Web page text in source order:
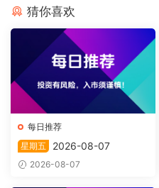
猜你喜欢
每日推荐
星期五
2026-08-07
2026-08-07